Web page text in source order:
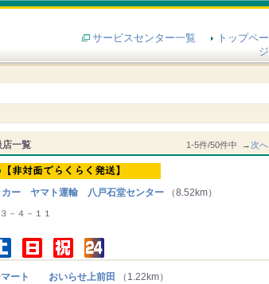
サービスセンター一覧
トップペー
ジ
店一覧 1-5件/50件中 →次へ
ー ヤマト運輸 八戸石堂センター （8.52km）
－４－１１
ート おいらせ上前田 （1.22km）